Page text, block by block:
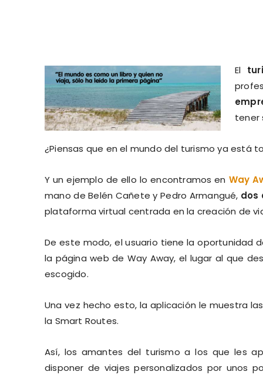
El
tener
¿Piensas que en el mundo del turismo ya está
Y un ejemplo de ello lo encontramos en Way
mano de Belén Cañete y Pedro Armangué, dos
plataforma virtual centrada en la creación de
De este modo, el usuario tiene la oportunidad
la página web de Way Away, el lugar al que
escogido.
Una vez hecho esto, la aplicación le muestra las
la Smart Routes.
Así, los amantes del turismo a los que les
disponer de viajes personalizados por unos